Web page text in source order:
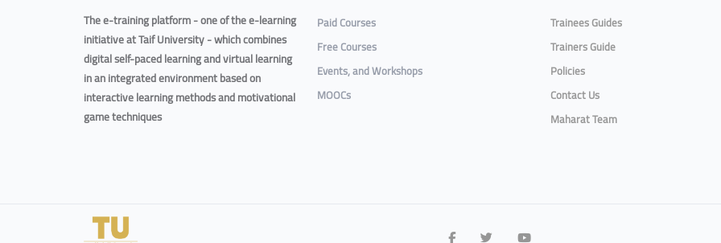
The e-training platform - one of the e-learning
initiative at Taif University - which combines
digital self-paced learning and virtual learning
in an integrated environment based on
interactive learning methods and motivational
game techniques
Paid Courses
Free Courses
Events, and Workshops
MOOCs
Trainees Guides
Trainers Guide
Policies
Contact Us
Maharat Team